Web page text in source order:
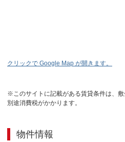
クリックで Google Map が開きます。
※このサイトに記載がある賃貸条件は、敷
別途消費税がかかります。
物件情報